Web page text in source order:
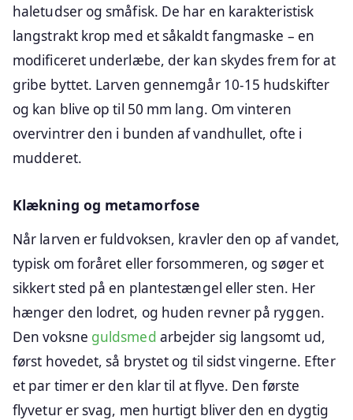
haletudser og småfisk. De har en karakteristisk
langstrakt krop med et såkaldt fangmaske – en
modificeret underlæbe, der kan skydes frem for at
gribe byttet. Larven gennemgår 10-15 hudskifter
og kan blive op til 50 mm lang. Om vinteren
overvintrer den i bunden af vandhullet, ofte i
mudderet.
Klækning og metamorfose
Når larven er fuldvoksen, kravler den op af vandet,
typisk om foråret eller forsommeren, og søger et
sikkert sted på en plantestængel eller sten. Her
hænger den lodret, og huden revner på ryggen.
Den voksne guldsmed arbejder sig langsomt ud,
først hovedet, så brystet og til sidst vingerne. Efter
et par timer er den klar til at flyve. Den første
flyvetur er svag, men hurtigt bliver den en dygtig